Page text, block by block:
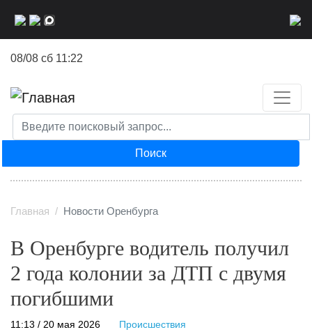
08/08 сб 11:22
Поиск
Главная Новости Оренбурга
В Оренбурге водитель получил
2 года колонии за ДТП с двумя
погибшими
11:13 / 20 мая 2026 Происшествия